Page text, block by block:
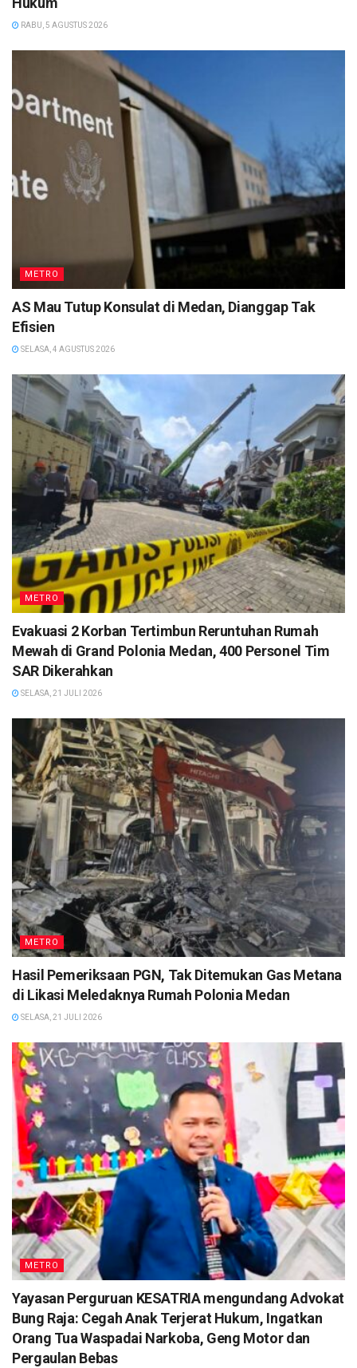
RABU, 5 AGUSTUS 2026
METRO
AS Mau Tutup Konsulat di Medan, Dianggap Tak
Efisien
SELASA, 4 AGUSTUS 2026
METRO
Evakuasi 2 Korban Tertimbun Reruntuhan Rumah
Mewah di Grand Polonia Medan, 400 Personel Tim
SAR Dikerahkan
SELASA, 21 JULI 2026
METRO
Hasil Pemeriksaan PGN, Tak Ditemukan Gas Metana
di Likasi Meledaknya Rumah Polonia Medan
SELASA, 21 JULI 2026
METRO
Yayasan Perguruan KESATRIA mengundang Advokat
Bung Raja: Cegah Anak Terjerat Hukum, Ingatkan
Orang Tua Waspadai Narkoba, Geng Motor dan
Pergaulan Bebas